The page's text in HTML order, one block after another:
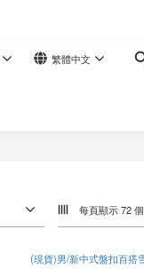
繁體中文
每頁顯示 72 個